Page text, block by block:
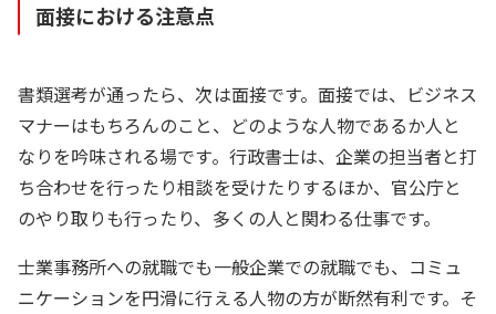
面接における注意点
書類選考が通ったら、次は面接です。面接では、ビジネス
マナーはもちろんのこと、どのような人物であるか人と
なりを吟味される場です。行政書士は、企業の担当者と打
ち合わせを行ったり相談を受けたりするほか、官公庁と
のやり取りも行ったり、多くの人と関わる仕事です。
士業事務所への就職でも一般企業での就職でも、コミュ
ニケーションを円滑に行える人物の方が断然有利です。そ